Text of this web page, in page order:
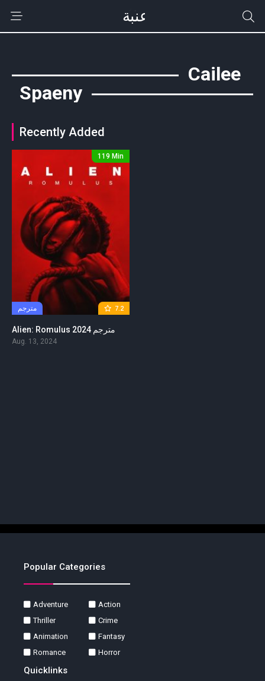
Cailee
Spaeny
Recently Added
7.2 مترجم
119 Min
Alien: Romulus 2024 مترجم
Aug. 13, 2024
Popular Categories
Adventure
Action
Thriller
Crime
Animation
Fantasy
Romance
Horror
Quicklinks